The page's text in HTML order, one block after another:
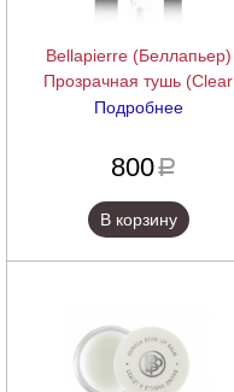
Bellapierre (Беллапьер)
Прозрачная тушь (Clear
Mascara), 9 мл.
Подробнее
800a
В корзину